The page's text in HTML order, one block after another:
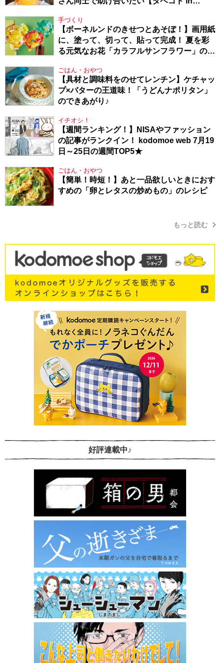
手づくり
【ボーネルンドのきせつとあそぼ！】画用紙
に、塗って、切って、貼って完成！ 夏を彩
る元気なお花「カラフルサンフラワー」の作
ごはん・おやつ
【具材と調味料をのせてレンチン】ケチャッ
プ×バターの王道味！「うどんナポリタン」
のできあがり♪
イチオシ！
【週間ランキング！】NISAやファッション
の記事がランクイン！ kodomoe web 7月19
日～25日の週間TOP5★
ごはん・おやつ
【簡単！時短！】あと一品欲しいときにおす
すめの「卵とレタスの炒めもの」のレシピ
もっと読む
好評連載中♪